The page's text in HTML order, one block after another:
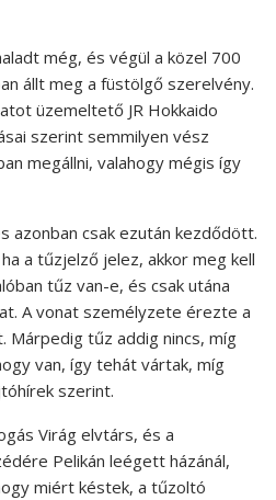
még, és végül a közel 700
állt meg a füstölgő szerelvény.
üzemeltető JR Hokkaido
szerint semmilyen vész
megállni, valahogy mégis így
azonban csak ezután kezdődött.
a tűzjelző jelez, akkor meg kell
tűz van-e, és csak utána
A vonat személyzete érezte a
tűz addig nincs, míg
van, így tehát vártak, míg
szerint.
Virág elvtárs, és a
Pelikán leégett házánál,
miért késtek, a tűzoltó